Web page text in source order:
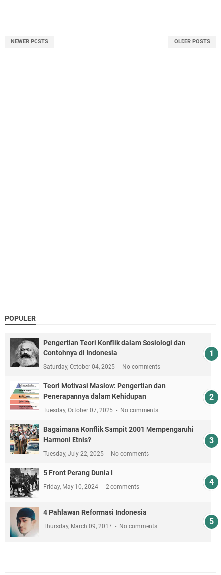
NEWER POSTS OLDER POSTS
POPULER
Pengertian Teori Konflik dalam Sosiologi dan
Contohnya di Indonesia
Saturday, October 04, 2025 No comments
Teori Motivasi Maslow: Pengertian dan
Penerapannya dalam Kehidupan
Tuesday, October 07, 2025 No comments
Bagaimana Konflik Sampit 2001 Mempengaruhi
Harmoni Etnis?
Tuesday, July 22, 2025 No comments
5 Front Perang Dunia I
Friday, May 10, 2024 2 comments
4 Pahlawan Reformasi Indonesia
Thursday, March 09, 2017 No comments